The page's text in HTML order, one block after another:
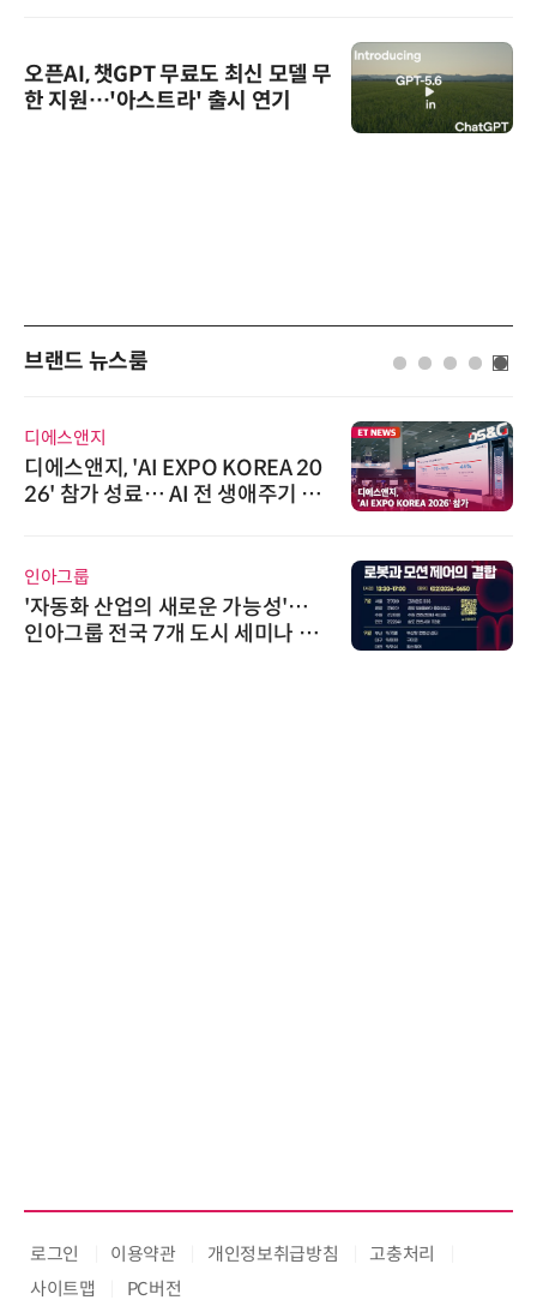
오픈AI, 챗GPT 무료도 최신 모델 무
한 지원…'아스트라' 출시 연기
브랜드 뉴스룸
디에스앤지
디에스앤지, 'AI EXPO KOREA 20
26' 참가 성료… AI 전 생애주기 아
인아그룹
'자동화 산업의 새로운 가능성'…
인아그룹 전국 7개 도시 세미나 페
로그인 이용약관 개인정보취급방침
고충처리
사이트맵
PC버전